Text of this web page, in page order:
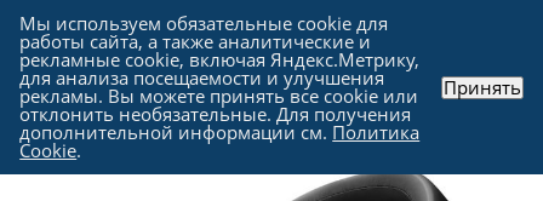
Каталог - Периферия - Наушники и гарнитуры
Мы используем обязательные cookie для
работы сайта, а также аналитические и
рекламные cookie, включая Яндекс.Метрику,
для анализа посещаемости и улучшения
рекламы. Вы можете принять все cookie или
отклонить необязательные. Для получения
дополнительной информации см. Политика
Cookie.
Принять